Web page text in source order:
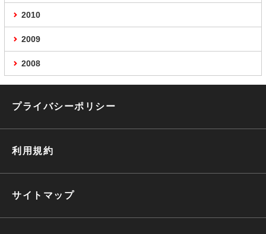
2010
2009
2008
プライバシーポリシー
利用規約
サイトマップ